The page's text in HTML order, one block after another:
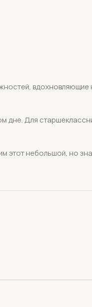
дне. Для
этот небольшой, но